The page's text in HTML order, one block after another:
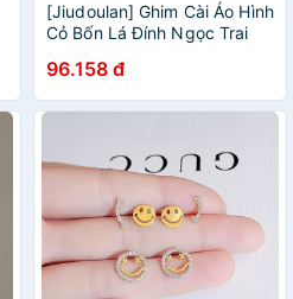
[Jiudoulan] Ghim Cài Áo Hình
Cỏ Bốn Lá Đính Ngọc Trai
Cách Retro Hàn Quốc Dành
Cho Nữ
96.158 đ